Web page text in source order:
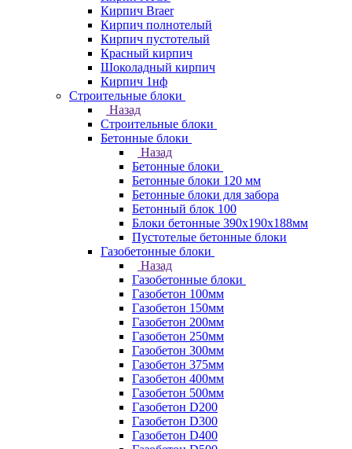
Кирпич Braer
Кирпич полнотелый
Кирпич пустотелый
Красный кирпич
Шоколадный кирпич
Кирпич 1нф
Строительные блоки
Назад
Строительные блоки
Бетонные блоки
Назад
Бетонные блоки
Бетонные блоки 120 мм
Бетонные блоки для забора
Бетонный блок 100
Блоки бетонные 390х190х188мм
Пустотелые бетонные блоки
Газобетонные блоки
Назад
Газобетонные блоки
Газобетон 100мм
Газобетон 150мм
Газобетон 200мм
Газобетон 250мм
Газобетон 300мм
Газобетон 375мм
Газобетон 400мм
Газобетон 500мм
Газобетон D200
Газобетон D300
Газобетон D400